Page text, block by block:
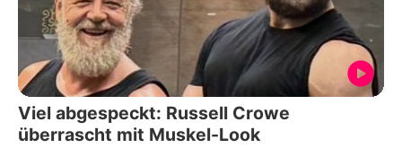
Viel abgespeckt: Russell Crowe
überrascht mit Muskel-Look